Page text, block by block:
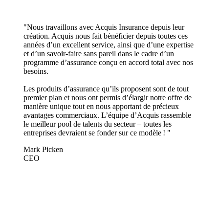
"Nous travaillons avec Acquis Insurance depuis leur
création. Acquis nous fait bénéficier depuis toutes ces
années d’un excellent service, ainsi que d’une expertise
et d’un savoir-faire sans pareil dans le cadre d’un
programme d’assurance conçu en accord total avec nos
besoins.
Les produits d’assurance qu’ils proposent sont de tout
premier plan et nous ont permis d’élargir notre offre de
manière unique tout en nous apportant de précieux
avantages commerciaux. L’équipe d’Acquis rassemble
le meilleur pool de talents du secteur – toutes les
entreprises devraient se fonder sur ce modèle ! "
Mark Picken
CEO